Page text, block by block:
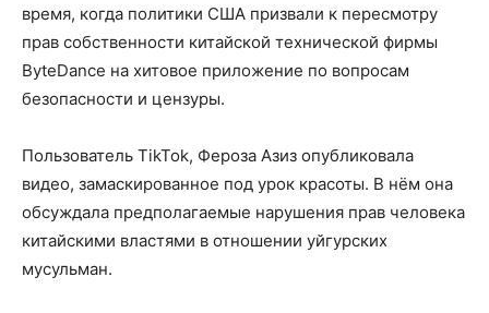
время, когда политики США призвали к пересмотру
прав собственности китайской технической фирмы
ByteDance на хитовое приложение по вопросам
безопасности и цензуры.
Пользователь TikTok, Фероза Азиз опубликовала
видео, замаскированное под урок красоты. В нём она
обсуждала предполагаемые нарушения прав человека
китайскими властями в отношении уйгурских
мусульман.